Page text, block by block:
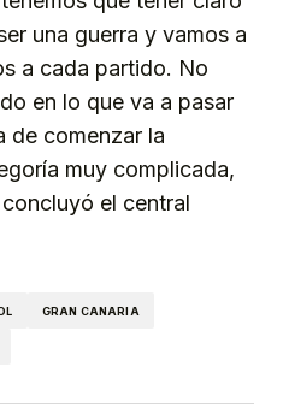
una guerra y vamos a
a cada partido. No
en lo que va a pasar
de comenzar la
muy complicada,
el central
GRAN CANARIA